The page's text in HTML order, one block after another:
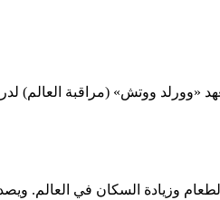
ووتش» (مراقبة العالم)
الطعام وزيادة السكان في العالم.